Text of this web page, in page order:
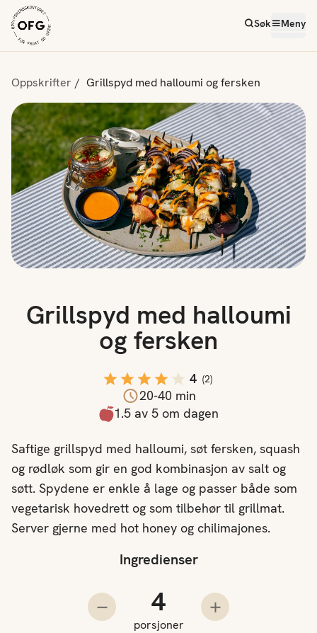
Søk Meny
Oppskrifter Grillspyd med halloumi og fersken
Ingredienser
Trekk fra en porsjon
Antall porsjoner
porsjoner
Legg til en
Grillspyd med halloumi
og fersken
4 (2)
20-40 min
1.5 av 5 om dagen
Saftige grillspyd med halloumi, søt fersken, squash
og rødløk som gir en god kombinasjon av salt og
søtt. Spydene er enkle å lage og passer både som
vegetarisk hovedrett og som tilbehør til grillmat.
Server gjerne med hot honey og chilimajones.